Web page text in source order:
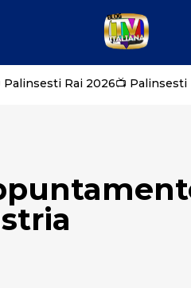
Palinsesti Rai 2026📺